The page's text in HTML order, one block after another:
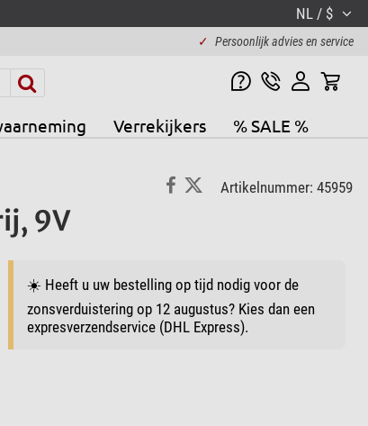
NL / $
✓ Persoonlijk advies en service
Verrekijkers % SALE %
Artikelnummer: 45959
9V
☀️ Heeft u uw bestelling op tijd nodig voor de
zonsverduistering op 12 augustus? Kies dan een
expresverzendservice (DHL Express).